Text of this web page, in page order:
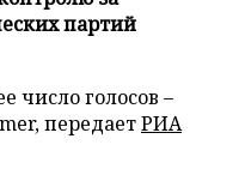
партий
число голосов –
передаетРИА